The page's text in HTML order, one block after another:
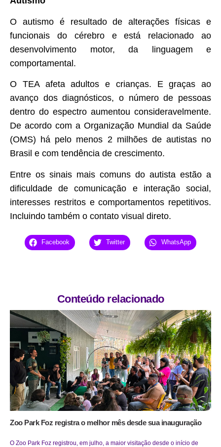
O autismo é resultado de alterações físicas e
funcionais do cérebro e está relacionado ao
desenvolvimento motor, da linguagem e
comportamental.
O TEA afeta adultos e crianças. E graças ao
avanço dos diagnósticos, o número de pessoas
dentro do espectro aumentou consideravelmente.
De acordo com a Organização Mundial da Saúde
(OMS) há pelo menos 2 milhões de autistas no
Brasil e com tendência de crescimento.
Entre os sinais mais comuns do autista estão a
dificuldade de comunicação e interação social,
interesses restritos e comportamentos repetitivos.
Incluindo também o contato visual direto.
Facebook Twitter WhatsApp
Conteúdo relacionado
Zoo Park Foz registra o melhor mês desde sua inauguração
O Zoo Park Foz registrou, em julho, a maior visitação desde o início de